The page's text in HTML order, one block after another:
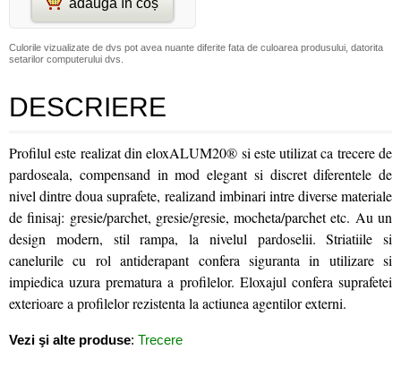
adaugă în coș
Culorile vizualizate de dvs pot avea nuante diferite fata de culoarea produsului, datorita
setarilor computerului dvs.
DESCRIERE
Profilul este realizat din eloxALUM20® si este utilizat ca trecere de
pardoseala, compensand in mod elegant si discret diferentele de
nivel dintre doua suprafete, realizand imbinari intre diverse materiale
de finisaj: gresie/parchet, gresie/gresie, mocheta/parchet etc. Au un
design modern, stil rampa, la nivelul pardoselii. Striatiile si
canelurile cu rol antiderapant confera siguranta in utilizare si
impiedica uzura prematura a profilelor. Eloxajul confera suprafetei
exterioare a profilelor rezistenta la actiunea agentilor externi.
Vezi şi alte produse: Trecere